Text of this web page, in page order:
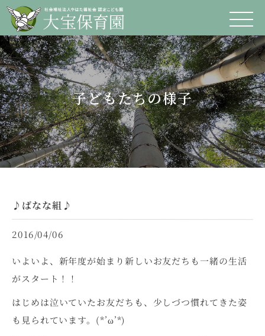
子どもたちの様子
♪ばなな組♪
2016/04/06
いよいよ、新年度が始まり新しいお友だちも一緒の生活
がスタート！！
はじめは泣いていたお友だちも、少しづつ慣れてきた姿
も見られています。(*’ω’*)